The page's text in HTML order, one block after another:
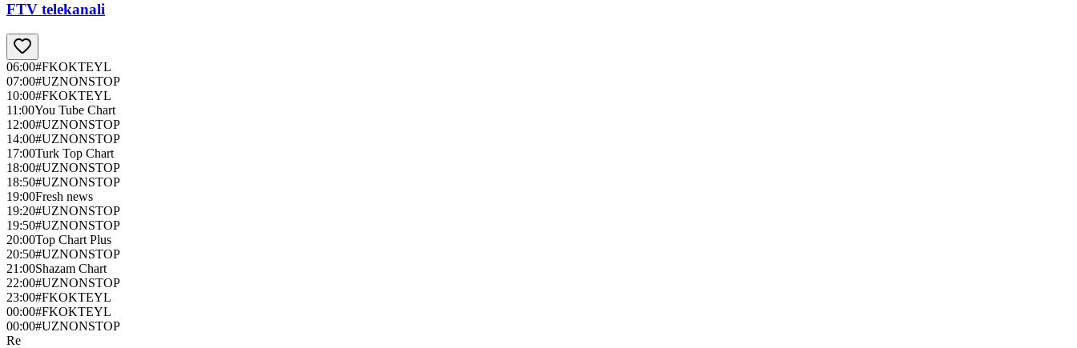
FTV telekanali
06:00#FKOKTEYL
07:00#UZNONSTOP
10:00#FKOKTEYL
11:00You Tube Chart
12:00#UZNONSTOP
14:00#UZNONSTOP
17:00Turk Top Chart
18:00#UZNONSTOP
18:50#UZNONSTOP
19:00Fresh news
19:20#UZNONSTOP
19:50#UZNONSTOP
20:00Top Chart Plus
20:50#UZNONSTOP
21:00Shazam Chart
22:00#UZNONSTOP
23:00#FKOKTEYL
00:00#FKOKTEYL
00:00#UZNONSTOP
Re